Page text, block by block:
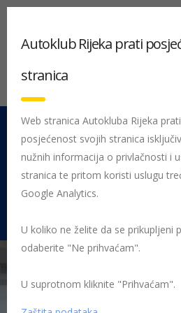
051 212 442 Centrala
Pon - Pet 08:00 - 16:00
Rujevica 9/1, 51000 Rijeka
Početna Posljednje objavljene novosti
Autoklub Rijeka prati
stranica
Web stranica Autokluba Rijeka
posjećenost svojih stranica
nužnih informacija o privlačnosti i
stranica te pritom koristi uslugu
Google Analytics.
U koliko ne želite da se prikupljeni
odaberite "Ne prihvaćam".
U suprotnom kliknite "Prihvaćam".